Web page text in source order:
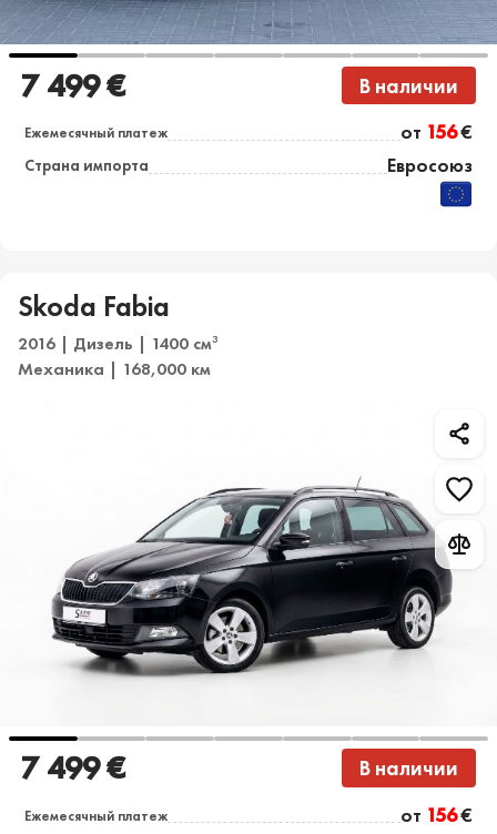
7 499 € В наличии
Ежемесячный платеж от 156€
Страна импорта Евросоюз
Skoda Fabia
2016 | Дизель | 1400 см3
Механика | 168,000 км
7 499 € В наличии
Ежемесячный платеж от 156€